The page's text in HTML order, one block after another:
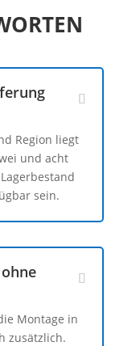
Region liegt
und acht
sein.
Montage in
zusätzlich.